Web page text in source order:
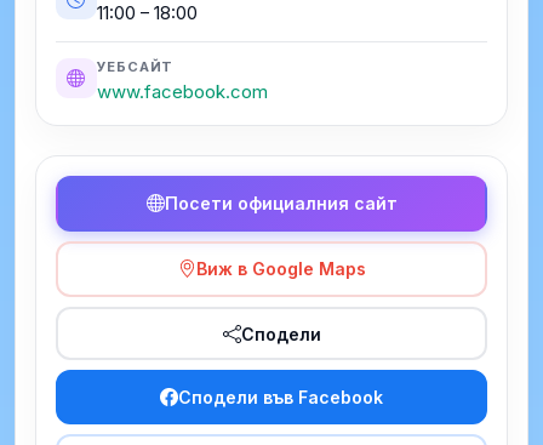
11:00 – 18:00
УЕБСАЙТ
www.facebook.com
Посети официалния сайт
Виж в Google Maps
Сподели
Сподели във Facebook